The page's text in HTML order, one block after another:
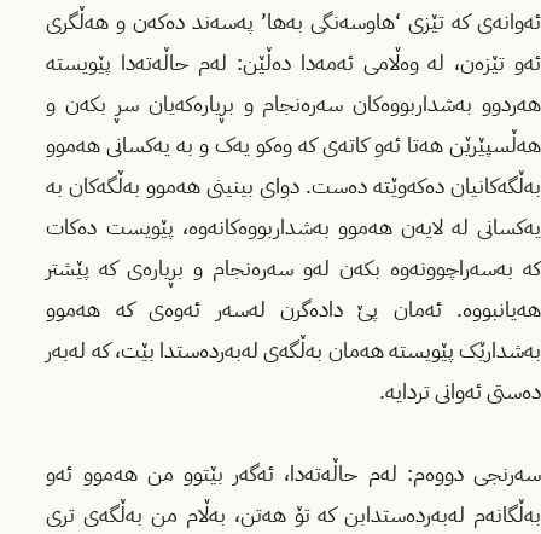
ئەوانەی کە تێزی ‘هاوسەنگی بەها’ پەسەند دەکەن و هەڵگری
ئەو تێزەن، لە وەڵامی ئەمەدا دەڵێن: لەم حاڵەتەدا پێویستە
هەردوو بەشداربووەکان سەرەنجام و بڕیارەکەیان سڕ بکەن و
هەڵسپێرێن هەتا ئەو کاتەی کە وەکو یەک و بە یەکسانی هەموو
بەڵگەکانیان دەکەوێتە دەست. دوای بینینی هەموو بەڵگەکان بە
یەکسانی لە لایەن هەموو بەشداربووەکانەوە، پێویست دەکات
کە بەسەراچوونەوە بکەن لەو سەرەنجام و بڕیارەی کە پێشتر
هەیانبووە. ئەمان پێ دادەگرن لەسەر ئەوەی کە هەموو
بەشدارێک پێویستە هەمان بەڵگەی لەبەردەستدا بێت، کە لەبەر
دەستی ئەوانی تردایە.
سەرنجی دووەم: لەم حاڵەتەدا، ئەگەر بێتوو من هەموو ئەو
بەڵگانەم لەبەردەستدابن کە تۆ هەتن، بەڵام من بەڵگەی تری